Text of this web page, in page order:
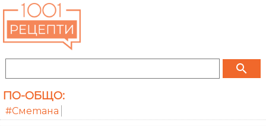
search
ПО-ОБЩО:
#Сметана